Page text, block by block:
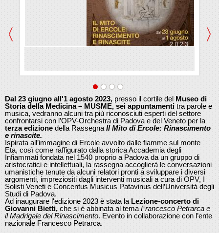
Dal 23 giugno all'1 agosto 2023, presso il cortile del Museo di
Storia della Medicina – MUSME, sei appuntamenti tra parole e
musica, vedranno alcuni tra più riconosciuti esperti del settore
confrontarsi con l’OPV-Orchestra di Padova e del Veneto per la
terza edizione della Rassegna Il Mito di Ercole: Rinascimento
e rinascite.
Ispirata all’immagine di Ercole avvolto dalle fiamme sul monte
Eta, così come raffigurato dalla storica Accademia degli
Infiammati fondata nel 1540 proprio a Padova da un gruppo di
aristocratici e intellettuali, la rassegna accoglierà le conversazioni
umanistiche tenute da alcuni relatori pronti a sviluppare i diversi
argomenti, impreziositi dagli interventi musicali a cura di OPV, I
Solisti Veneti e Concentus Musicus Patavinus dell’Università degli
Studi di Padova.
Ad inaugurare l'edizione 2023 è stata la Lezione-concerto di
Giovanni Bietti, che si è abbinata al tema Francesco Petrarca e
il Madrigale del Rinascimento. Evento in collaborazione con l’ente
nazionale Francesco Petrarca.